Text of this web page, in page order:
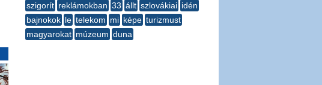
szigorít reklámokban 33 állt szlovákiai idén
bajnokok le telekom mi képe turizmust
magyarokat múzeum duna